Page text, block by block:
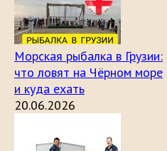
Морская рыбалка в Грузии:
что ловят на Чёрном море
и куда ехать
20.06.2026